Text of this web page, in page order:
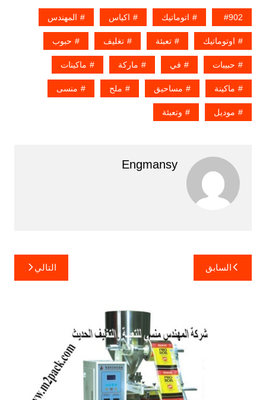
902 اتوماتيك اكياس المهندس
اوتوماتيك تعبئة تغليف حبوب
حبيبات في ماركة ماكينات
ماكينة مساحيق ملح منسى
موديل وتعبئة
Engmansy
تصفّح
المقالات
السابق التالي